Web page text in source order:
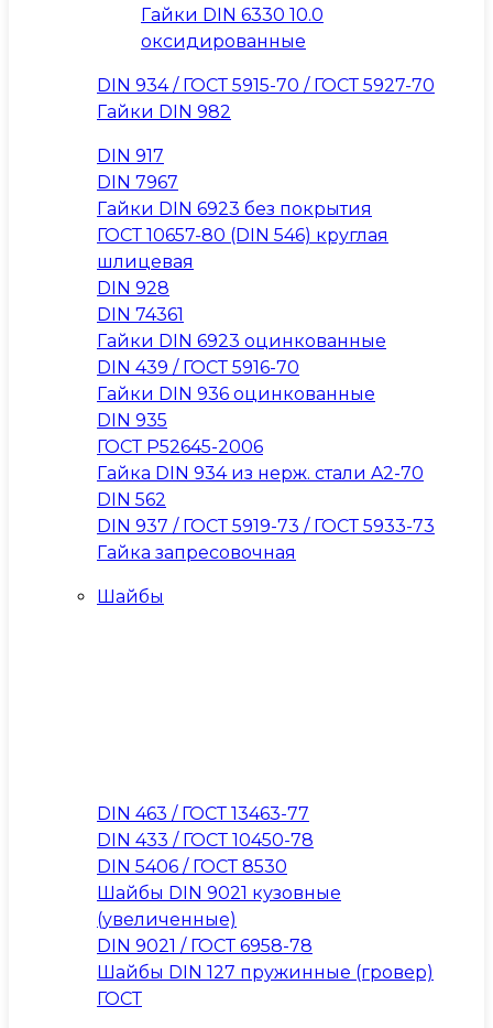
Гайки DIN 6330 10.0
оксидированные
DIN 934 / ГОСТ 5915-70 / ГОСТ 5927-70
Гайки DIN 982
DIN 917
DIN 7967
Гайки DIN 6923 без покрытия
ГОСТ 10657-80 (DIN 546) круглая
шлицевая
DIN 928
DIN 74361
Гайки DIN 6923 оцинкованные
DIN 439 / ГОСТ 5916-70
Гайки DIN 936 оцинкованные
DIN 935
ГОСТ Р52645-2006
Гайка DIN 934 из нерж. стали A2-70
DIN 562
DIN 937 / ГОСТ 5919-73 / ГОСТ 5933-73
Гайка запресовочная
Шайбы
DIN 463 / ГОСТ 13463-77
DIN 433 / ГОСТ 10450-78
DIN 5406 / ГОСТ 8530
Шайбы DIN 9021 кузовные
(увеличенные)
DIN 9021 / ГОСТ 6958-78
Шайбы DIN 127 пружинные (гровер)
ГОСТ